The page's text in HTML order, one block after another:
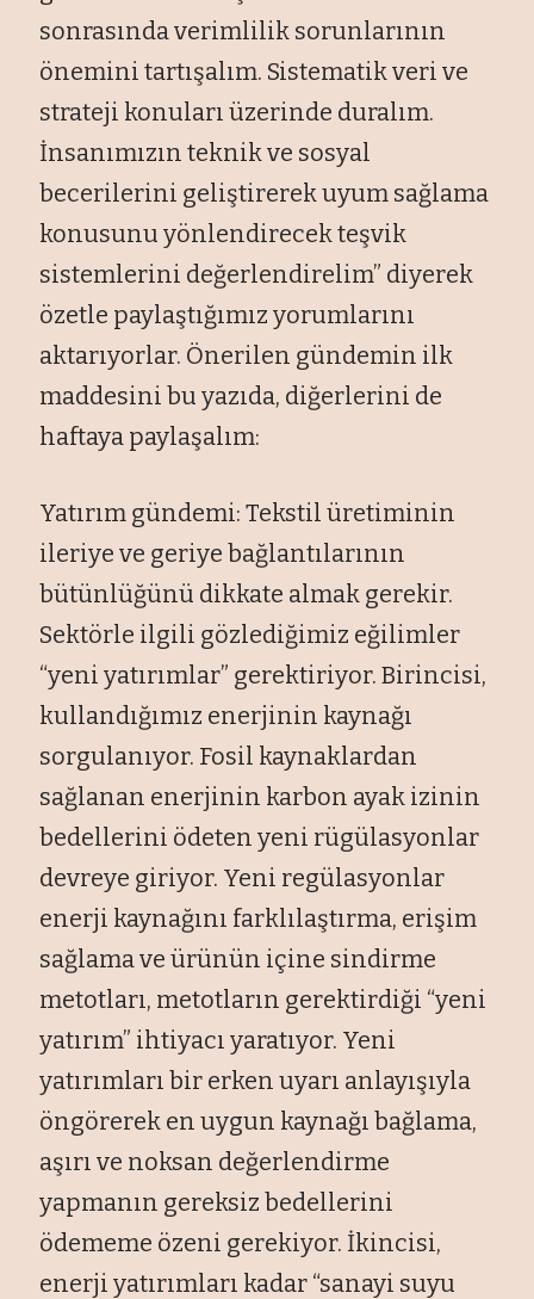
sonrasında verimlilik sorunlarının
önemini tartışalım. Sistematik veri ve
strateji konuları üzerinde duralım.
İnsanımızın teknik ve sosyal
becerilerini geliştirerek uyum sağlama
konusunu yönlendirecek teşvik
sistemlerini değerlendirelim” diyerek
özetle paylaştığımız yorumlarını
aktarıyorlar. Önerilen gündemin ilk
maddesini bu yazıda, diğerlerini de
haftaya paylaşalım:
Yatırım gündemi: Tekstil üretiminin
ileriye ve geriye bağlantılarının
bütünlüğünü dikkate almak gerekir.
Sektörle ilgili gözlediğimiz eğilimler
“yeni yatırımlar” gerektiriyor. Birincisi,
kullandığımız enerjinin kaynağı
sorgulanıyor. Fosil kaynaklardan
sağlanan enerjinin karbon ayak izinin
bedellerini ödeten yeni rügülasyonlar
devreye giriyor. Yeni regülasyonlar
enerji kaynağını farklılaştırma, erişim
sağlama ve ürünün içine sindirme
metotları, metotların gerektirdiği “yeni
yatırım” ihtiyacı yaratıyor. Yeni
yatırımları bir erken uyarı anlayışıyla
öngörerek en uygun kaynağı bağlama,
aşırı ve noksan değerlendirme
yapmanın gereksiz bedellerini
ödememe özeni gerekiyor. İkincisi,
enerji yatırımları kadar “sanayi suyu